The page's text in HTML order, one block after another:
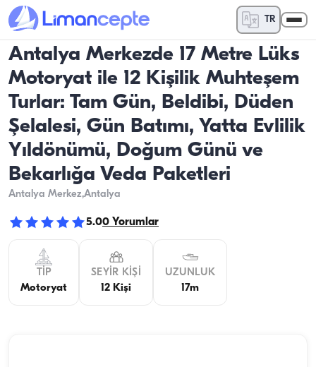
TR
Antalya Merkezde 17 Metre Lüks
Motoryat ile 12 Kişilik Muhteşem
Turlar: Tam Gün, Beldibi, Düden
Şelalesi, Gün Batımı, Yatta Evlilik
Yıldönümü, Doğum Günü ve
Bekarlığa Veda Paketleri
Antalya Merkez,Antalya
5.00 Yorumlar
TIP
Motoryat
SEYIR KIŞI
12 Kişi
UZUNLUK
17m